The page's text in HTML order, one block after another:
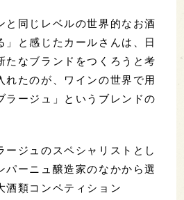
と同じレベルの世界的なお酒
」と感じたカールさんは、日
たなブランドをつくろうと考
れたのが、ワインの世界で用
ラージュ」というブレンドの
ージュのスペシャリストとし
パーニュ醸造家のなかから選
酒類コンペティション